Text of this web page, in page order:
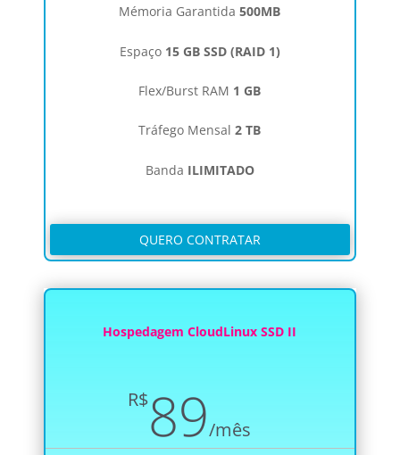
Mémoria Garantida 500MB
Espaço15 GB SSD (RAID 1)
Flex/Burst RAM 1 GB
Tráfego Mensal 2 TB
Banda ILIMITADO
QUERO CONTRATAR
Hospedagem CloudLinux SSD II
R$89/mês